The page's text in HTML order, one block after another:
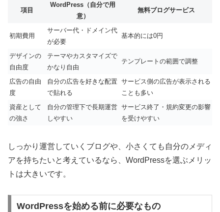
項目
WordPress（自分で用
意）
無料ブログサービス
初期費用
サーバー代・ドメイン代
が必要
基本的には0円
デザインの
自由度
テーマやカスタマイズで
かなり自由
テンプレートの範囲で調整
広告の自由
度
自分の広告を好きな配置
で貼れる
サービス側の広告が表示される
ことも多い
資産として
の強さ
自分の管理下で長期運営
しやすい
サービス終了・規約変更の影響
を受けやすい
しっかり運営していくブログや、小さくても自分のメディ
アを持ちたいと考えているなら、WordPressを選ぶメリッ
トは大きいです。
WordPressを始める前に必要なもの